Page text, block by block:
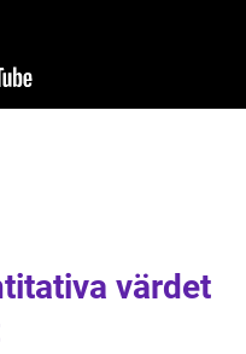
värdet